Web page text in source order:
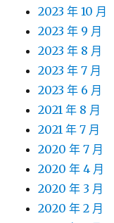
2023 年 10 月
2023 年 9 月
2023 年 8 月
2023 年 7 月
2023 年 6 月
2021 年 8 月
2021 年 7 月
2020 年 7 月
2020 年 4 月
2020 年 3 月
2020 年 2 月